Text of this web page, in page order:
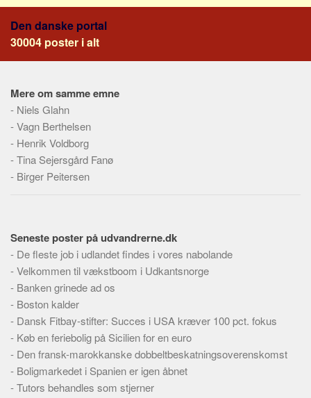
Den danske portal
30004 poster i alt
Mere om samme emne
- Niels Glahn
-Vagn Berthelsen
- Henrik Voldborg
-Tina Sejersgård Fanø
- Birger Peitersen
Seneste poster på udvandrerne.dk
- De fleste job i udlandet findes i vores nabolande
-Velkommen til vækstboom i Udkantsnorge
- Banken grinede ad os
- Boston kalder
- Dansk Fitbay-stifter: Succes i USA kræver 100 pct. fokus
- Køb en feriebolig på Sicilien for en euro
- Den fransk-marokkanske dobbeltbeskatningsoverenskomst
- Boligmarkedet i Spanien er igen åbnet
-Tutors behandles som stjerner